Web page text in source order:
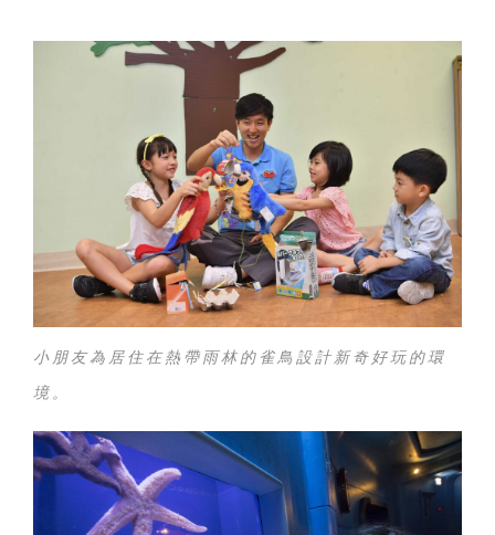
小朋友為居住在熱帶雨林的雀鳥設計新奇好玩的環
境。